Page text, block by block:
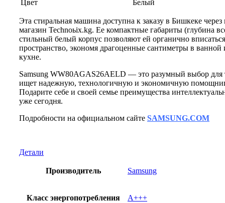
Цвет
Белый
Эта стиральная машина доступна к заказу в Бишкеке через
магазин Technoьix.kg. Ее компактные габариты (глубина
стильный белый корпус позволяют ей органично
пространство, экономя драгоценные сантиметры в ванной
кухне.
Samsung WW80AGAS26AELD — это разумный выбор для
ищет надежную, технологичную и экономичную
Подарите себе и своей семье преимущества
уже сегодня.
Подробности на официальном сайте SAMSUNG.COM
Детали
Производитель Samsung
Класс энергопотребления A+++